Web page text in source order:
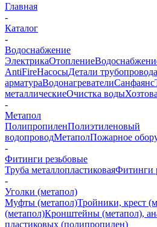
Главная
-
Каталог
-
Водоснабжение
ЭлектрикаОтопление
AntiFireНасосыДетали трубопровода
арматураВодонагревателиСанфаянс
металлическиеОчистка воды
-
Метапол
ПолипропиленПолиэтиленовый
водопроводМетаполПожарное
-
Фитинги резьбовые
Труба металлопластиковаяФитинги
-
Уголки (метапол)
Муфты (метапол)Тройники, крест
(метапол)Кронштейны (метапол),
пластиковых (полипропилен)